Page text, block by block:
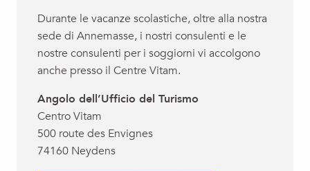
Durante le vacanze scolastiche, oltre alla nostra
sede di Annemasse, i nostri consulenti e le
nostre consulenti per i soggiorni vi accolgono
anche presso il Centre Vitam.
Angolo dell’Ufficio del Turismo
Centro Vitam
500 route des Envignes
74160 Neydens